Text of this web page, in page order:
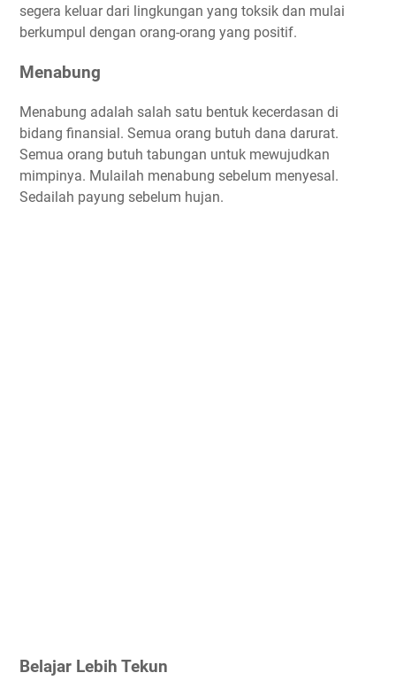
segera keluar dari lingkungan yang toksik dan mulai
berkumpul dengan orang-orang yang positif.
Menabung
Menabung adalah salah satu bentuk kecerdasan di
bidang finansial. Semua orang butuh dana darurat.
Semua orang butuh tabungan untuk mewujudkan
mimpinya. Mulailah menabung sebelum menyesal.
Sedailah payung sebelum hujan.
Belajar Lebih Tekun